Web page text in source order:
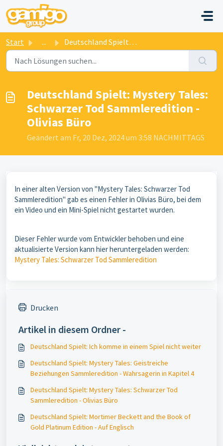
Zum hauptsächlichen Inhalt gehen
Start ... Deutschland Spielt: Mystery Tales: Schwarzer Tod Sammlere...
Deutschland Spielt: Mystery Tales:
Schwarzer Tod Sammleredition -
Olivias Büro
Geändert am Fr, 20 Dez, 2024 um 3:58 NACHMITTAGS
In einer alten Version von "Mystery Tales: Schwarzer Tod
Sammleredition" gab es einen Fehler in Olivias Büro, bei dem
ein Video und ein Mini-Spiel nicht gestartet wurden.
Dieser Fehler wurde vom Entwickler behoben und eine
aktualisierte Version kann hier heruntergeladen werden:
Mystery Tales: Schwarzer Tod Sammleredition
Drucken
Artikel in diesem Ordner -
Deutschland Spielt: Ich komme in einem Spiel nicht weiter
Deutschland Spielt: Mystery Tales: Geistreiche
Beziehungen Sammleredition - Wahrsagerin in Kapitel 4
Deutschland Spielt: Mystery Tales: Schwarzer Tod
Sammleredition - Olivias Büro
Deutschland Spielt: Mortimer Beckett and the Book of
Gold Platinum Edition - Auf Englisch